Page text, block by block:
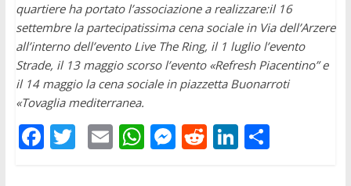
quartiere ha portato l’associazione a realizzare:il 16
settembre la partecipatissima cena sociale in Via dell’Arzere
all’interno dell’evento Live The Ring, il 1 luglio l’evento
Strade, il 13 maggio scorso l’evento «Refresh Piacentino” e
il 14 maggio la cena sociale in piazzetta Buonarroti
«Tovaglia mediterranea.
F T E W M R Li C